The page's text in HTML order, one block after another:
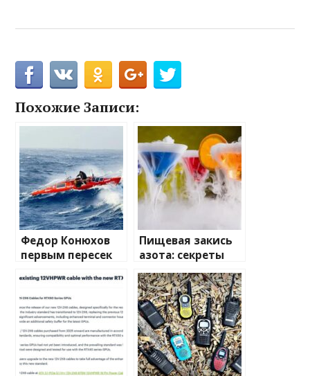
Похожие Записи:
Федор Конюхов
первым пересек
Атлантику на
весельной лодке
Пищевая закись
азота: секреты
применения и
преимущества